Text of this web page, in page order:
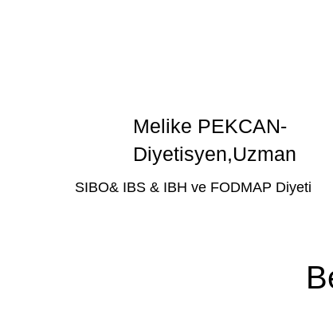
Melike PEKCAN-
Diyetisyen,Uzman
SIBO& IBS & IBH ve FODMAP Diyeti